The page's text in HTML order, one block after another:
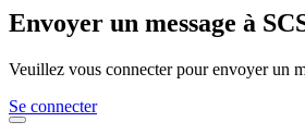
Envoyer un message à
Veuillez vous connecter pour envoyer un
Se connecter